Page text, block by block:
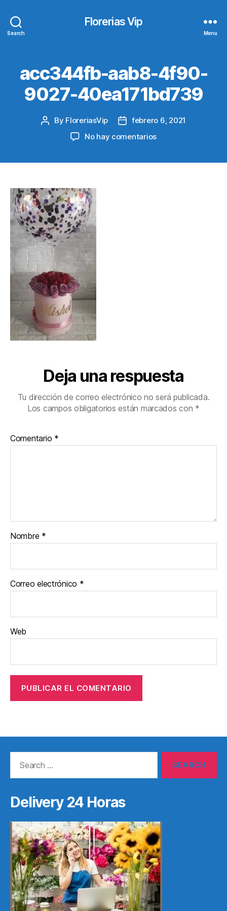
Search
Florerias Vip
Menu
acc344fb-aab8-4f90-
9027-40ea171bd739
Post
By FloreriasVip
Post
date
febrero 6, 2021
No hay comentariosen
Deja una respuesta
Tu dirección de correo electrónico no será publicada.
Los campos obligatorios están marcados con *
Comentario *
Nombre *
Correo electrónico *
Web
Delivery 24 Horas